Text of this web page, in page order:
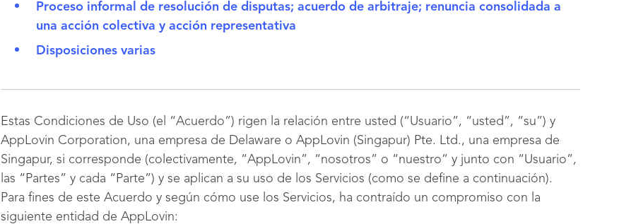
Proceso informal de resolución de disputas; acuerdo de arbitraje; renuncia consolidada a
una acción colectiva y acción representativa
Disposiciones varias
Estas Condiciones de Uso (el “Acuerdo”) rigen la relación entre usted (“Usuario”, “usted”, “su”) y
AppLovin Corporation, una empresa de Delaware o AppLovin (Singapur) Pte. Ltd., una empresa de
Singapur, si corresponde (colectivamente, “AppLovin”, “nosotros” o “nuestro” y junto con “Usuario”,
las “Partes” y cada “Parte”) y se aplican a su uso de los Servicios (como se define a continuación).
Para fines de este Acuerdo y según cómo use los Servicios, ha contraído un compromiso con la
siguiente entidad de AppLovin: